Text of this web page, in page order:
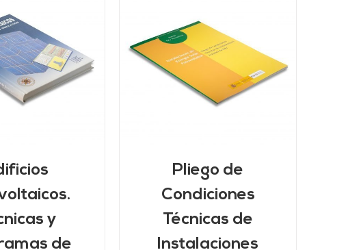
y
de
AL CARRITO
/
DETALLES
Pliego de
Condiciones
Técnicas de
Instalaciones